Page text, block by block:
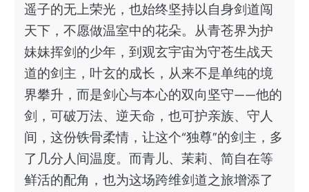
遥子的无上荣光，也始终坚持以自身剑道闯
天下，不愿做温室中的花朵。从青苍界为护
妹妹挥剑的少年，到观玄宇宙为守苍生战天
道的剑主，叶玄的成长，从来不是单纯的境
界攀升，而是剑心与本心的双向坚守——他的
剑，可破万法、逆天命，也可护亲族、守人
间，这份铁骨柔情，让这个“独尊”的剑主，多
了几分人间温度。而青儿、茉莉、简自在等
鲜活的配角，也为这场跨维剑道之旅增添了